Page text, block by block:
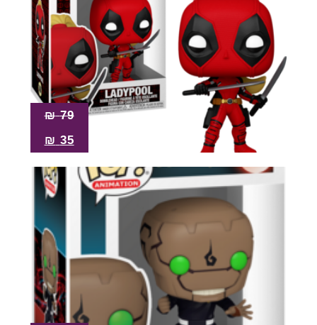
79
₪
35
₪